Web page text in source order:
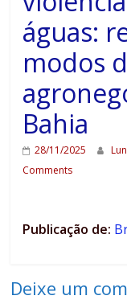
águas:
modos
Bahia
28/11/2025
Comments
Publicação de:
Deixe um